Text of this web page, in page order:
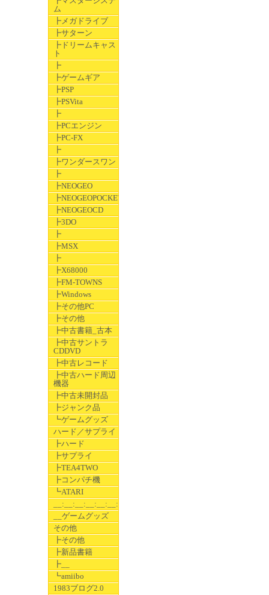
ム
┣メガドライブ
┣サターン
┣ドリームキャス
ト
┣
┣ゲームギア
┣PSP
┣PSVita
┣
┣PCエンジン
┣PC-FX
┣
┣ワンダースワン
┣
┣NEOGEO
┣NEOGEOPOCKET
┣NEOGEOCD
┣3DO
┣
┣MSX
┣
┣X68000
┣FM-TOWNS
┣Windows
┣その他PC
┣その他
┣中古書籍_古本
┣中古サントラ
CDDVD
┣中古レコード
┣中古ハード周辺
機器
┣中古未開封品
┣ジャンク品
┗ゲームグッズ
ハード／サプライ
┣ハード
┣サプライ
┣TEA4TWO
┣コンパチ機
┗ATARI
__:__:__:__:__:__:__
__ゲームグッズ
その他
┣その他
┣新品書籍
┣__
┗amiibo
1983ブログ2.0